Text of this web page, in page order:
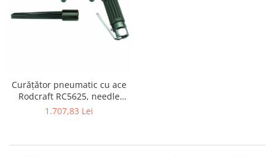
Curățător pneumatic cu ace
Rodcraft RC5625, needle
scaler industrial pentru zgură
1.707,83 Lei